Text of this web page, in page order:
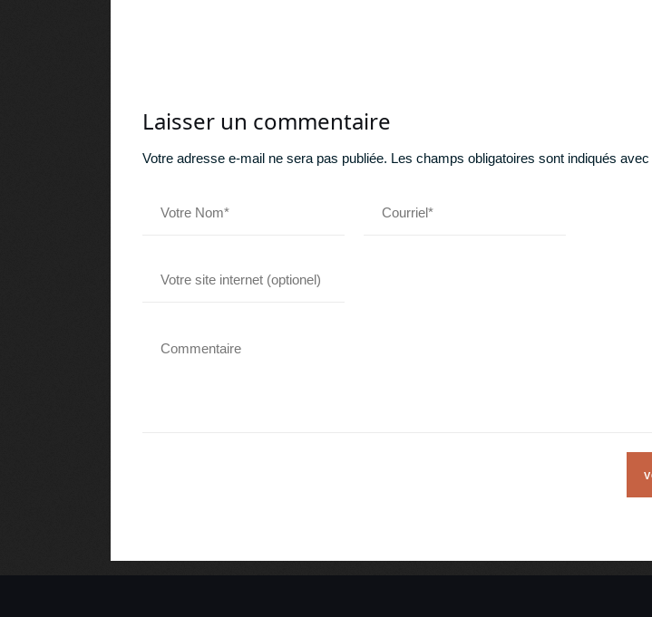
Laisser un commentaire
Votre adresse e-mail ne sera pas publiée. Les champs obligatoires sont indiqués avec